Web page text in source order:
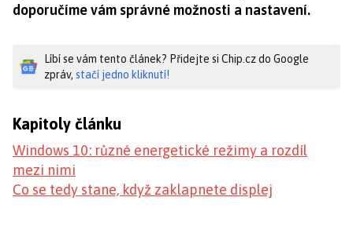
doporučíme vám správné možnosti a nastavení.
Líbí se vám tento článek? Přidejte si Chip.cz do Google
zpráv, stačí jedno kliknutí!
Kapitoly článku
Windows 10: různé energetické režimy a rozdíl
mezi nimi
Co se tedy stane, když zaklapnete displej